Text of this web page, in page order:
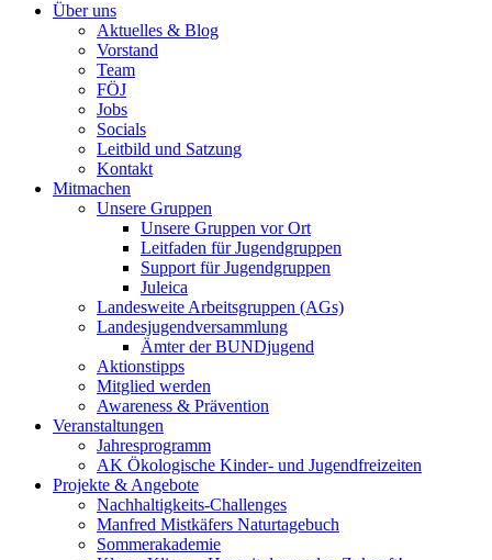
Über uns
Aktuelles & Blog
Vorstand
Team
FÖJ
Jobs
Socials
Leitbild und Satzung
Kontakt
Mitmachen
Unsere Gruppen
Unsere Gruppen vor Ort
Leitfaden für Jugendgruppen
Support für Jugendgruppen
Juleica
Landesweite Arbeitsgruppen (AGs)
Landesjugendversammlung
Ämter der BUNDjugend
Aktionstipps
Mitglied werden
Awareness & Prävention
Veranstaltungen
Jahresprogramm
AK Ökologische Kinder- und Jugendfreizeiten
Projekte & Angebote
Nachhaltigkeits-Challenges
Manfred Mistkäfers Naturtagebuch
Sommerakademie